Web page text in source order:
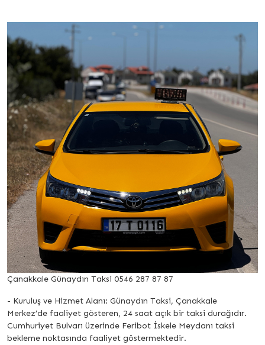
Çanakkale Günaydın Taksi 0546 287 87 87
- Kuruluş ve Hizmet Alanı: Günaydın Taksi, Çanakkale
Merkez’de faaliyet gösteren, 24 saat açık bir taksi durağıdır.
Cumhuriyet Bulvarı üzerinde Feribot İskele Meydanı taksi
bekleme noktasında faaliyet göstermektedir.